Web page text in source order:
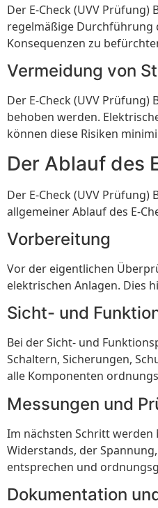
Der E-Check (UVV
regelmäßige Durchführung
Konsequenzen zu
Vermeidung von
Der E-Check (UVV
behoben werden.
können diese Risiken
Der Ablauf des
Der E-Check (UVV
allgemeiner Ablauf des E-
Vorbereitung
Vor der eigentlichen
elektrischen Anlagen. Dies
Sicht- und
Bei der Sicht- und
Schaltern, Sicherungen,
alle Komponenten
Messungen und
Im nächsten Schritt
Widerstands, der
entsprechen und
Dokumentation